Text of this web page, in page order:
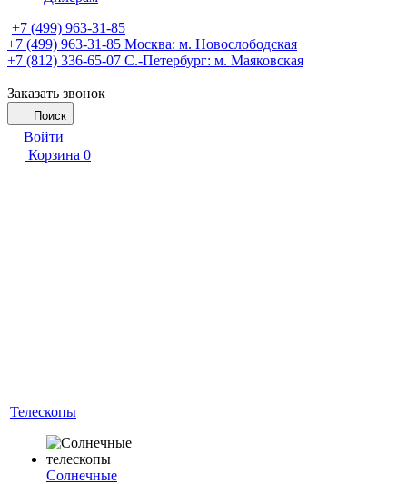
+7 (499) 963-31-85
+7 (499) 963-31-85 Москва: м. Новослободская
+7 (812) 336-65-07 С.-Петербург: м. Маяковская
Заказать звонок
Поиск
Войти
Корзина 0
Телескопы
Солнечные